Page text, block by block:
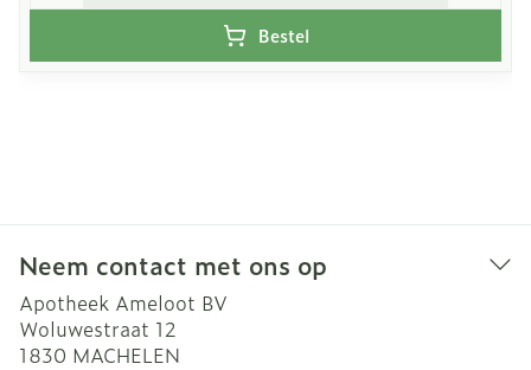
Bestel
Neem contact met ons op
Apotheek Ameloot BV
Woluwestraat 12
1830 MACHELEN